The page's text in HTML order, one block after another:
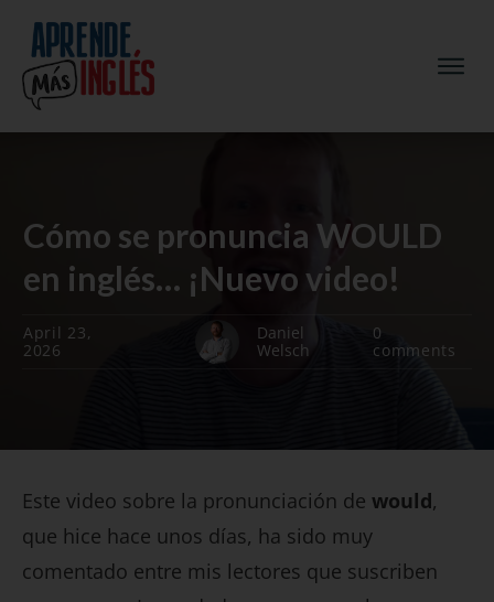
Cómo se pronuncia WOULD
en inglés… ¡Nuevo video!
April 23,
2026
Daniel
Welsch
0
comments
Este video sobre la pronunciación de would,
que hice hace unos días, ha sido muy
comentado entre mis lectores que suscriben